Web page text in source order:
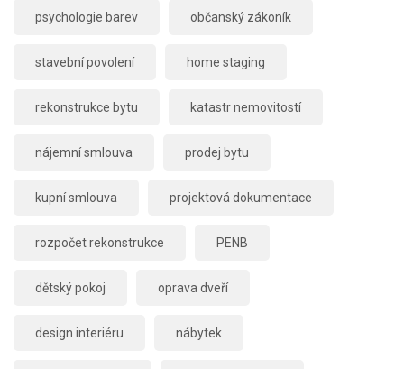
psychologie barev občanský zákoník
stavební povolení home staging
rekonstrukce bytu katastr nemovitostí
nájemní smlouva prodej bytu
kupní smlouva projektová dokumentace
rozpočet rekonstrukce PENB
dětský pokoj oprava dveří
design interiéru nábytek